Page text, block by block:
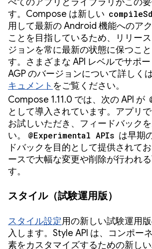
す。Compose は新しい
用して最新の Android 機能へのア
ことを目指しているため、リリー
ジョンを常に最新の状態に保つこ
す。さまざまな API レベルでサポ
AGP のバージョンについて詳しくは
キュメント をご覧ください。
Compose 1.11.0 では、次の API が
として導入されています。アプリ
お試しいただき、フィードバック
い。
@Experimental APIs は早期
ドバックを目的として提供されて
ースで大幅な変更や削除が行われ
す。
スタイル（試験運用版）
スタイル設定用の新しい試験運用
入します。Style API は、コンポー
素をカスタマイズするための新し